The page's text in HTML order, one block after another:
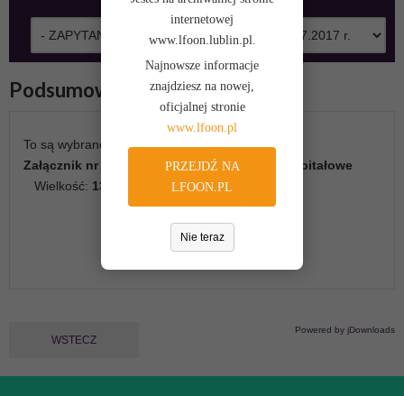
Podsumowanie
To są wybrane przez Ciebie pliki do pobrania
Załącznik nr 3 – Oświadczenie powiązania kapitałowe
Wielkość: 132 KB
Pobierz
WSTECZ
Powered by jDownloads
internetowej
www.lfoon.lublin.pl.
Najnowsze informacje
znajdziesz na nowej,
oficjalnej stronie
www.lfoon.pl
PRZEJDŹ NA
LFOON.PL
Nie teraz